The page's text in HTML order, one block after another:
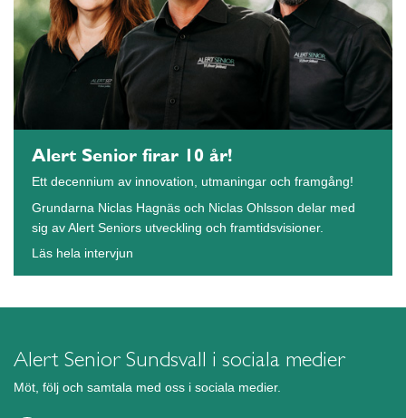
Alert Senior firar 10 år!
Ett decennium av innovation, utmaningar och framgång!
Grundarna Niclas Hagnäs och Niclas Ohlsson delar med
sig av Alert Seniors utveckling och framtidsvisioner.
Läs hela intervjun
Alert Senior Sundsvall i sociala medier
Möt, följ och samtala med oss i sociala medier.